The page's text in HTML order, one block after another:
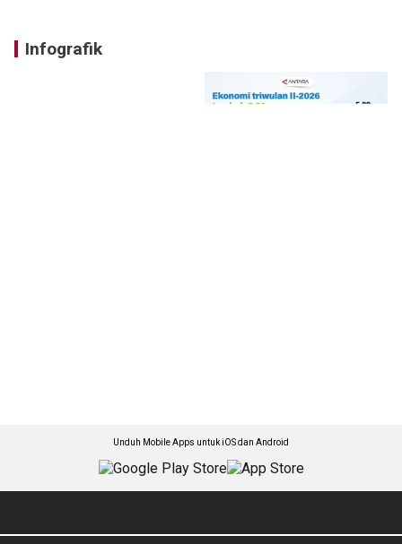
Infografik
Unduh Mobile Apps untuk iOS dan Android